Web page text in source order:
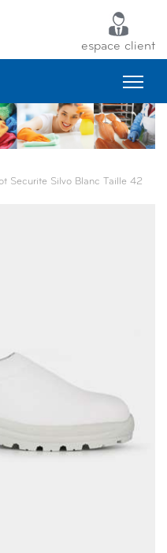
espace client
Securite Silvo Blanc Taille 42